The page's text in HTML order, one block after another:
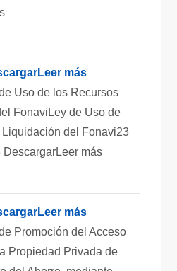
más
Uso de los Recursos
FonaviLey de Uso de
Liquidación del Fonavi23
más
más
Promoción del Acceso
Propiedad Privada de